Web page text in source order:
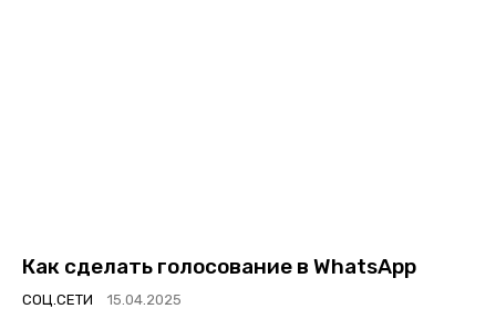
Как сделать голосование в WhatsApp
СОЦ.СЕТИ